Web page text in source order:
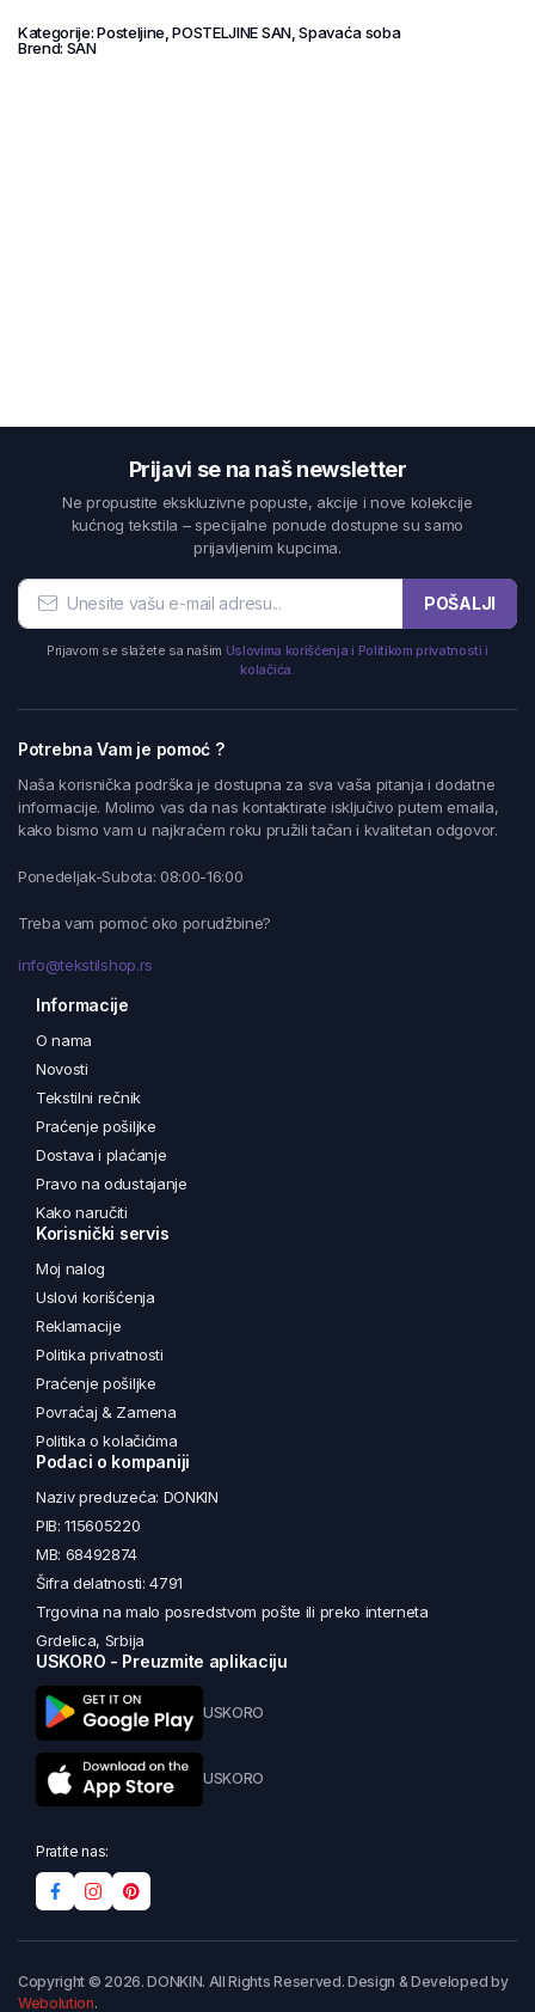
Kategorije:Posteljine ,POSTELJINE SAN,Spavaća soba
Brend: SAN
Prijavi se na naš newsletter
Ne propustite ekskluzivne popuste, akcije i nove kolekcije
kućnog tekstila – specijalne ponude dostupne su samo
prijavljenim kupcima.
POŠALJI
Prijavom se slažete sa našim Uslovima korišćenja i Politikom privatnosti i
kolačića.
Potrebna Vam je pomoć ?
Naša korisnička podrška je dostupna za sva vaša pitanja i dodatne
informacije. Molimo vas da nas kontaktirate isključivo putem emaila,
kako bismo vam u najkraćem roku pružili tačan i kvalitetan odgovor.
Ponedeljak-Subota: 08:00-16:00
Treba vam pomoć oko porudžbine?
info@tekstilshop.rs
Informacije
O nama
Novosti
Tekstilni rečnik
Praćenje pošiljke
Dostava i plaćanje
Pravo na odustajanje
Kako naručiti
Korisnički servis
Moj nalog
Uslovi korišćenja
Reklamacije
Politika privatnosti
Praćenje pošiljke
Povraćaj & Zamena
Politika o kolačićima
Podaci o kompaniji
Naziv preduzeća: DONKIN
PIB: 115605220
MB: 68492874
Šifra delatnosti: 4791
Trgovina na malo posredstvom pošte ili preko interneta
Grdelica, Srbija
USKORO - Preuzmite aplikaciju
USKORO
USKORO
Pratite nas:
Copyright © 2026. DONKIN. All Rights Reserved. Design & Developed by
Webolution.